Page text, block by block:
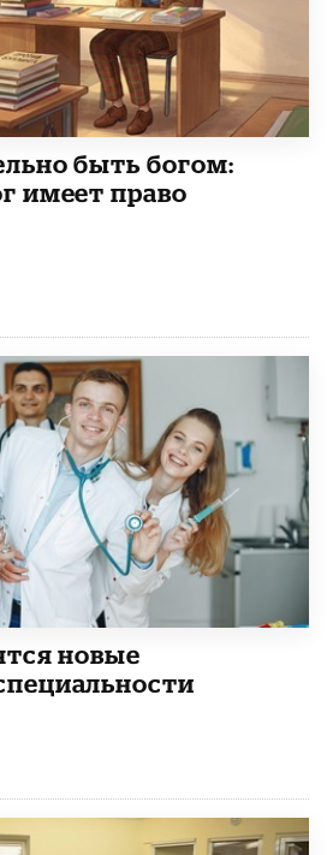
быть богом:
имеет право
новые